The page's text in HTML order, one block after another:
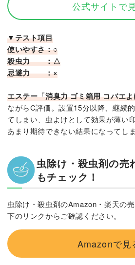
公式サイトで
▼テスト項目
使いやすさ：○
殺虫力 ：△
忌避力 ：×
エステー「消臭力 ゴミ箱用 コバエ
ながらC評価。設置15分以降、継続
てしまい、虫よけとして効果が薄い
あまり期待できない結果になってし
虫除け・殺虫剤の売
もチェック！
虫除け・殺虫剤のAmazon・楽天の
下のリンクからご確認ください。
Amazonで見